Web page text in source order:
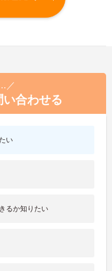
／
合わせる
い
るか知りたい